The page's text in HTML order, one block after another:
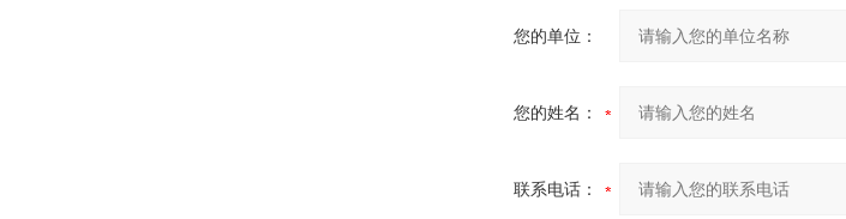
您的单位：
您的姓名：
联系电话：